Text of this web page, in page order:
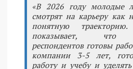
«В 2026 году молодые
смотрят на карьеру как
понятную траекторию.
показывает, что
респондентов готовы
компании 3-5 лет,
работу и учебу и